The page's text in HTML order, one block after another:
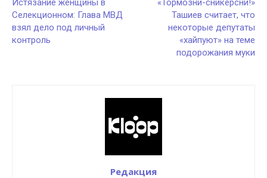
Истязание женщины в
Селекционном: Глава МВД
взял дело под личный
контроль
«Тормозни-сникерсни!»
Ташиев считает, что
некоторые депутаты
«хайпуют» на теме
подорожания муки
Редакция